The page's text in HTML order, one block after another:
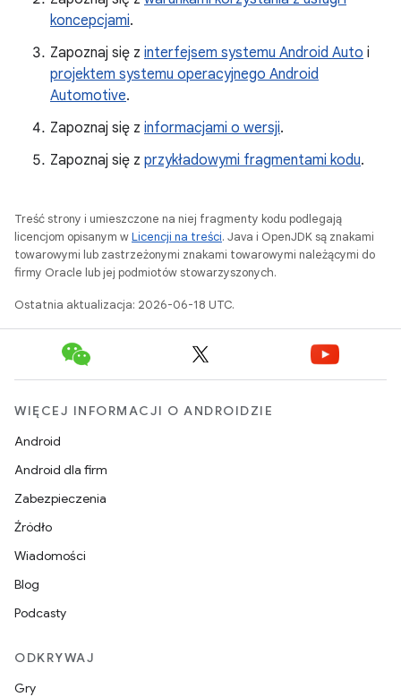
koncepcjami.
Zapoznaj się z interfejsem systemu Android Auto i
projektem systemu operacyjnego Android
Automotive.
Zapoznaj się z informacjami o wersji.
Zapoznaj się z przykładowymi fragmentami kodu.
Treść strony i umieszczone na niej fragmenty kodu podlegają
licencjom opisanym wLicencji na treści. Java i OpenJDK są znakami
towarowymi lub zastrzeżonymi znakami towarowymi należącymi do
firmy Oracle lub jej podmiotów stowarzyszonych.
Ostatnia aktualizacja: 2026-06-18 UTC.
WIĘCEJ INFORMACJI O ANDROIDZIE
Android
Android dla firm
Zabezpieczenia
Źródło
Wiadomości
Blog
Podcasty
ODKRYWAJ
Gry